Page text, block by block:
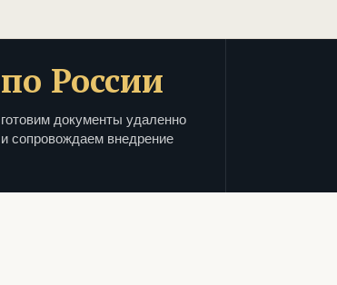
по России
готовим документы удаленно
и сопровождаем внедрение